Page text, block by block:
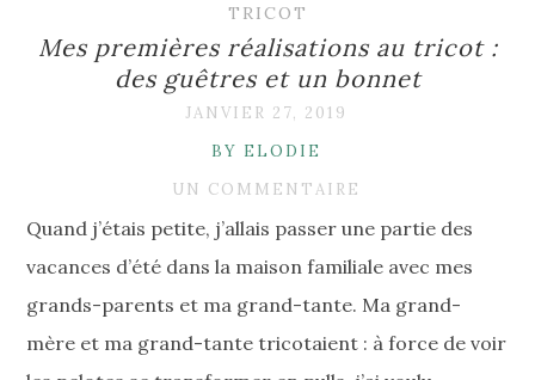
TRICOT
Mes premières réalisations au tricot :
des guêtres et un bonnet
JANVIER 27, 2019
BY ELODIE
UN COMMENTAIRE
Quand j’étais petite, j’allais passer une partie des
vacances d’été dans la maison familiale avec mes
grands-parents et ma grand-tante. Ma grand-
mère et ma grand-tante tricotaient : à force de voir